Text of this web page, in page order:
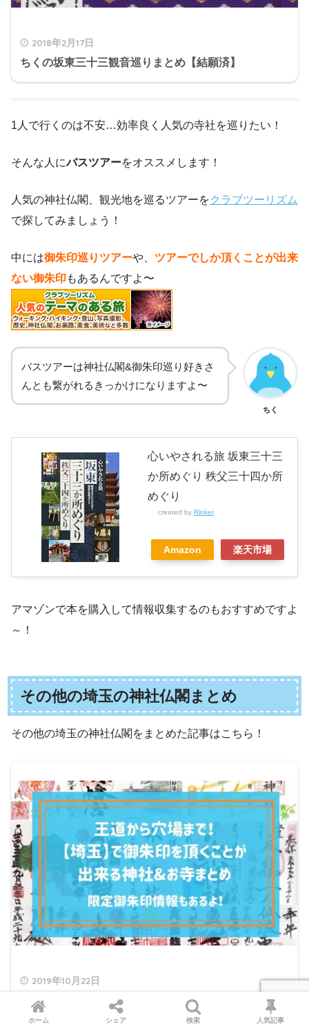
2018年2月17日
ちくの坂東三十三観音巡りまとめ【結願済】
1人で行くのは不安…効率良く人気の寺社を巡りたい！
そんな人にバスツアーをオススメします！
人気の神社仏閣、観光地を巡るツアーをクラブツーリズム
で探してみましょう！
中には御朱印巡りツアーや、 ツアーでしか頂くことが出来
ない御朱印もあるんですよ〜
バスツアーは神社仏閣&御朱印巡り好きさ
んとも繋がれるきっかけになりますよ〜
ちく
心いやされる旅 坂東三十三
か所めぐり 秩父三十四か所
めぐり
created by Rinker
Amazon 楽天市場
アマゾンで本を購入して情報収集するのもおすすめですよ
～！
その他の埼玉の神社仏閣まとめ
その他の埼玉の神社仏閣をまとめた記事はこちら！
2019年10月22日
【限定御朱印情報もあるよ！】王道から穴場まで！埼
玉で御朱印を頂くことが出来る神社&お寺まとめ
ホーム シェア 検索 人気記事